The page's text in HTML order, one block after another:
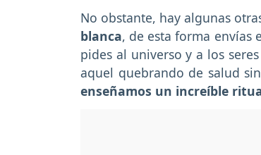
No obstante, hay algunas
blanca, de esta forma envías
pides al universo y a los
aquel quebrando de salud
enseñamos un increíble